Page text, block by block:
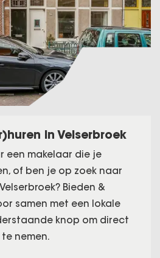
in Velserbroek
een makelaar die je
of ben je op zoek naar
Bieden &
samen met een lokale
knop om direct
nemen.